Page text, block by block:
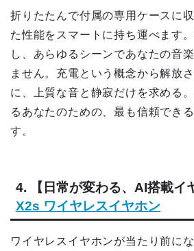
折りたたんで付属の専用ケースに
た性能をスマートに持ち運べます
し、あらゆるシーンであなたの音
ません。充電という概念から解放
に、上質な音と静寂だけを求める
るあなたのための、最も信頼でき
す。
4. 【日常が変わる、AI搭載イ
X2s ワイヤレスイヤホン
ワイヤレスイヤホンが当たり前に